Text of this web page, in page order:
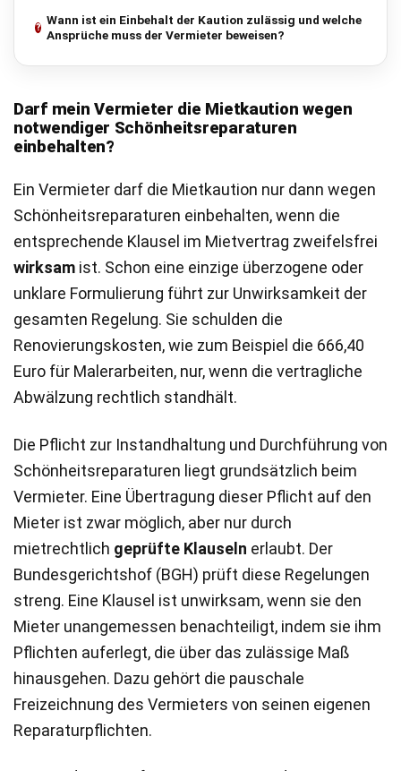
Wann ist ein Einbehalt der Kaution zulässig und welche
Ansprüche muss der Vermieter beweisen?
Darf mein Vermieter die Mietkaution wegen
notwendiger Schönheitsreparaturen
einbehalten?
Ein Vermieter darf die Mietkaution nur dann wegen
Schönheitsreparaturen einbehalten, wenn die
entsprechende Klausel im Mietvertrag zweifelsfrei
wirksam ist. Schon eine einzige überzogene oder
unklare Formulierung führt zur Unwirksamkeit der
gesamten Regelung. Sie schulden die
Renovierungskosten, wie zum Beispiel die 666,40
Euro für Malerarbeiten, nur, wenn die vertragliche
Abwälzung rechtlich standhält.
Die Pflicht zur Instandhaltung und Durchführung von
Schönheitsreparaturen liegt grundsätzlich beim
Vermieter. Eine Übertragung dieser Pflicht auf den
Mieter ist zwar möglich, aber nur durch
mietrechtlich geprüfte Klauseln erlaubt. Der
Bundesgerichtshof (BGH) prüft diese Regelungen
streng. Eine Klausel ist unwirksam, wenn sie den
Mieter unangemessen benachteiligt, indem sie ihm
Pflichten auferlegt, die über das zulässige Maß
hinausgehen. Dazu gehört die pauschale
Freizeichnung des Vermieters von seinen eigenen
Reparaturpflichten.